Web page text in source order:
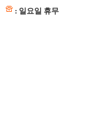
: 일요일 휴무